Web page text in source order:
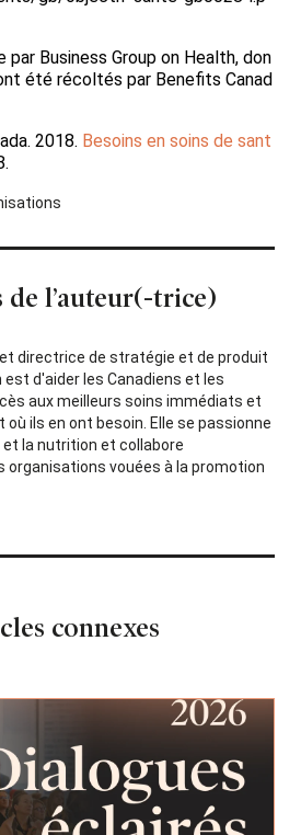
par Business Group on Health, don
été récoltés par Benefits Canad
2018. Besoins en soins de sant
de l’auteur(-trice)
directrice de stratégie et de produit
est d'aider les Canadiens et les
aux meilleurs soins immédiats et
ils en ont besoin. Elle se passionne
la nutrition et collabore
organisations vouées à la promotion
connexes